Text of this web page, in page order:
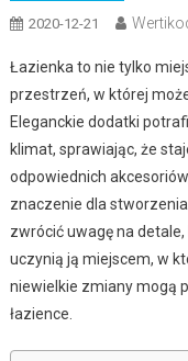
2020-12-21
Łazienka to nie tylko
przestrzeń, w której
Eleganckie dodatki
klimat, sprawiając, że
odpowiednich
znaczenie dla
zwrócić uwagę na
uczynią ją miejscem, w
niewielkie zmiany mogą
łazience.